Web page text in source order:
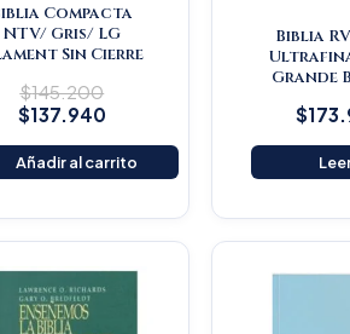
Compacta
NTV/ Gris/ LG
Sin Cierre
$145.200
$137.940
Añadir al carrito
Biblia
Grande
$
price
was:
$115.500.
Current